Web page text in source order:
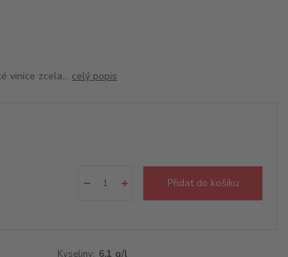
vinice zcela... celý popis
Přidat do košíku
Kyseliny: 6,1 g/l